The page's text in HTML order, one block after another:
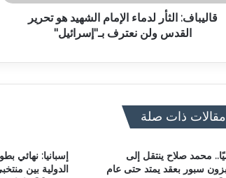
قاليباف: الثأر لدماء الإمام الشهيد هو تحرير
القدس ولن نعترف بـ"إسرائيل"
مقالات ذات صلة
محمد صلاح ينتقل إلى
سبور بعقد يمتد حتى عام
إسبانيا: نهائي
الدولية بين